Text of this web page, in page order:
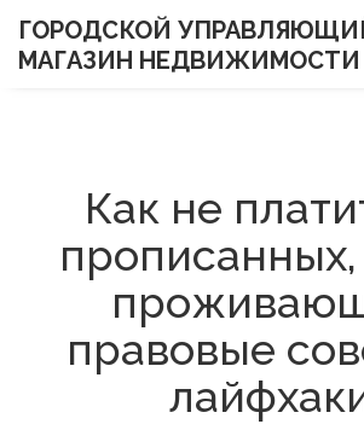
ГОРОДСКОЙ
МАГАЗИН НЕДВИЖИМОСТИ
Как не
правовые